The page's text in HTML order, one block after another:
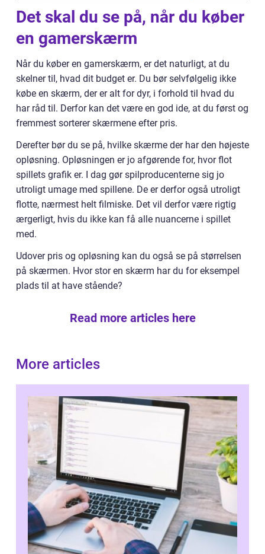
Det skal du se på, når du køber
en gamerskærm
Når du køber en gamerskærm, er det naturligt, at du
skelner til, hvad dit budget er. Du bør selvfølgelig ikke
købe en skærm, der er alt for dyr, i forhold til hvad du
har råd til. Derfor kan det være en god ide, at du først og
fremmest sorterer skærmene efter pris.
Derefter bør du se på, hvilke skærme der har den højeste
opløsning. Opløsningen er jo afgørende for, hvor flot
spillets grafik er. I dag gør spilproducenterne sig jo
utroligt umage med spillene. De er derfor også utroligt
flotte, nærmest helt filmiske. Det vil derfor være rigtig
ærgerligt, hvis du ikke kan få alle nuancerne i spillet
med.
Udover pris og opløsning kan du også se på størrelsen
på skærmen. Hvor stor en skærm har du for eksempel
plads til at have stående?
Read more articles here
More articles